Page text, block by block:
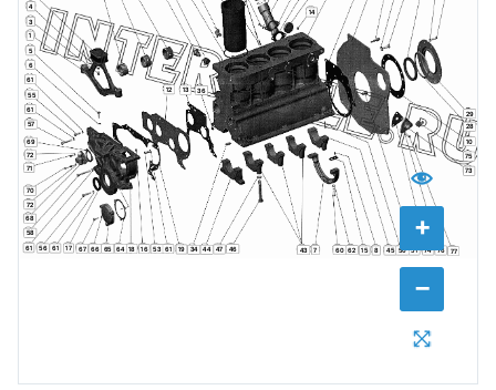
+
−
1
3
4
5
6
7 8
10
12 13
14
15
16
17 18 19
28
29
34
36
43
44 45
46
47 50 51
53
55
56
57
58
60
61
61
61 61 61 62
64
65
66
67
68
69
70
71
72
72
73
74
75
76 77